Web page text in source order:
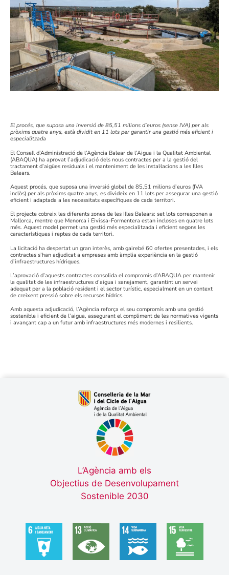
El procés, que suposa una inversió de 85,51 milions d’euros (sense IVA) per als
pròxims quatre anys, està dividit en 11 lots per garantir una gestió més eficient i
especialitzada
El Consell d’Administració de l’Agència Balear de l’Aigua i la Qualitat Ambiental
(ABAQUA) ha aprovat l’adjudicació dels nous contractes per a la gestió del
tractament d’aigües residuals i el manteniment de les instal·lacions a les Illes
Balears.
Aquest procés, que suposa una inversió global de 85,51 milions d’euros (IVA
inclòs) per als pròxims quatre anys, es divideix en 11 lots per assegurar una gestió
eficient i adaptada a les necessitats específiques de cada territori.
El projecte cobreix les diferents zones de les Illes Balears: set lots corresponen a
Mallorca, mentre que Menorca i Eivissa-Formentera estan incloses en quatre lots
més. Aquest model permet una gestió més especialitzada i eficient segons les
característiques i reptes de cada territori.
La licitació ha despertat un gran interès, amb gairebé 60 ofertes presentades, i els
contractes s’han adjudicat a empreses amb àmplia experiència en la gestió
d’infraestructures hídriques.
L’aprovació d’aquests contractes consolida el compromís d’ABAQUA per mantenir
la qualitat de les infraestructures d’aigua i sanejament, garantint un servei
adequat per a la població resident i el sector turístic, especialment en un context
de creixent pressió sobre els recursos hídrics.
Amb aquesta adjudicació, l’Agència reforça el seu compromís amb una gestió
sostenible i eficient de l’aigua, assegurant el compliment de les normatives vigents
i avançant cap a un futur amb infraestructures més modernes i resilients.
L’Agència amb els
Objectius de Desenvolupament
Sostenible 2030